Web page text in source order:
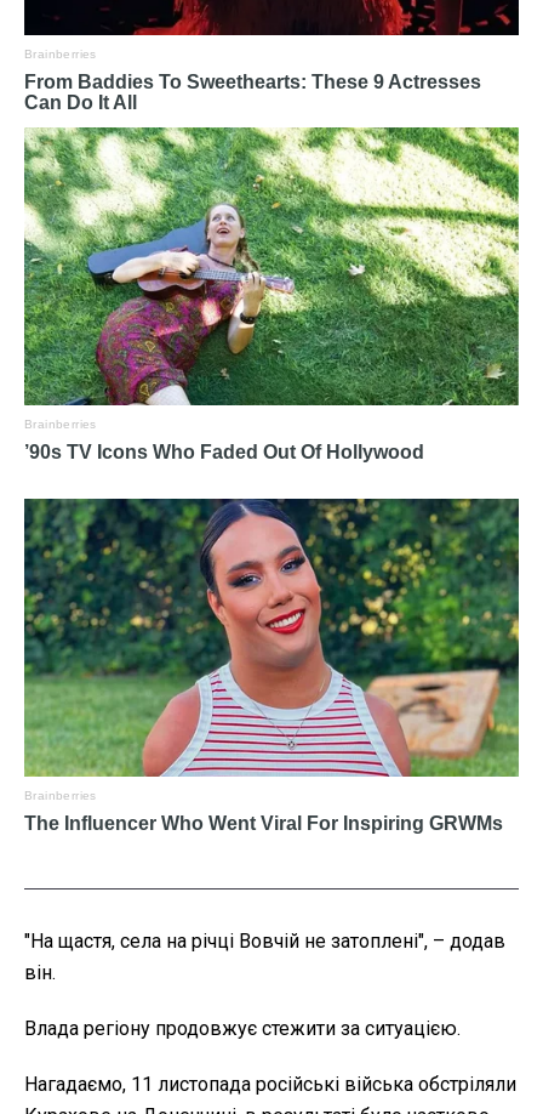
"На щастя, села на річці Вовчій не затоплені", – додав
він.
Влада регіону продовжує стежити за ситуацією.
Нагадаємо, 11 листопада російські війська обстріляли